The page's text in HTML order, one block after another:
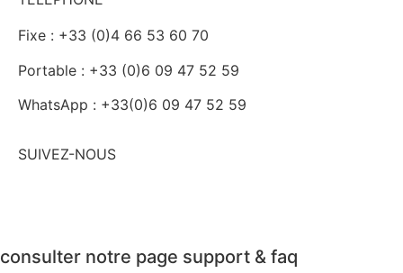
Fixe : +33 (0)4 66 53 60 70
Portable : +33 (0)6 09 47 52 59
WhatsApp : +33(0)6 09 47 52 59
SUIVEZ-NOUS
consulter notre page support & faq